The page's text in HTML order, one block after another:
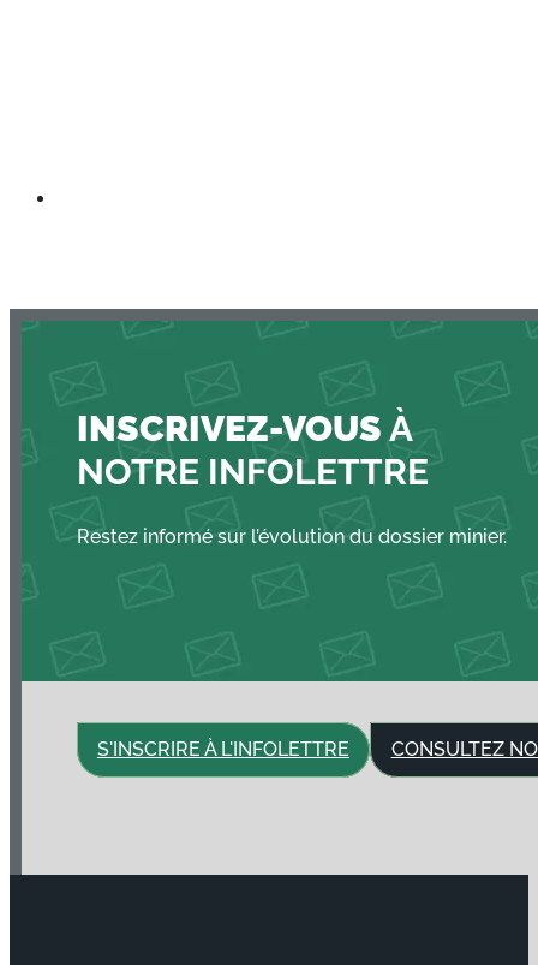
INSCRIVEZ-VOUSÀ
NOTRE INFOLETTRE
Restez informé sur l’évolution du dossier minier.
S'INSCRIRE À L'INFOLETTRE CONSULTEZ